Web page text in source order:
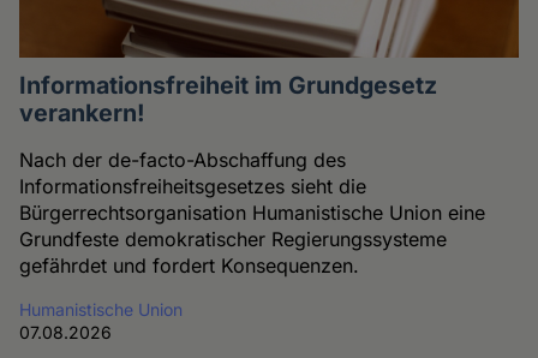
Informationsfreiheit im Grundgesetz
verankern!
Nach der de-facto-Abschaffung des
Informationsfreiheitsgesetzes sieht die
Bürgerrechtsorganisation Humanistische Union eine
Grundfeste demokratischer Regierungssysteme
gefährdet und fordert Konsequenzen.
Humanistische Union
07.08.2026